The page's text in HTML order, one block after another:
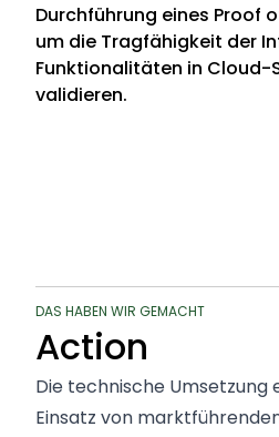
Durchführung eines Proof
um die Tragfähigkeit der
Funktionalitäten in Cloud-
validieren.
DAS HABEN WIR GEMACHT
Action
Die technische
Einsatz von